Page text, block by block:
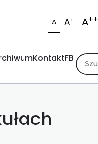
A A+ A++
KontaktFB